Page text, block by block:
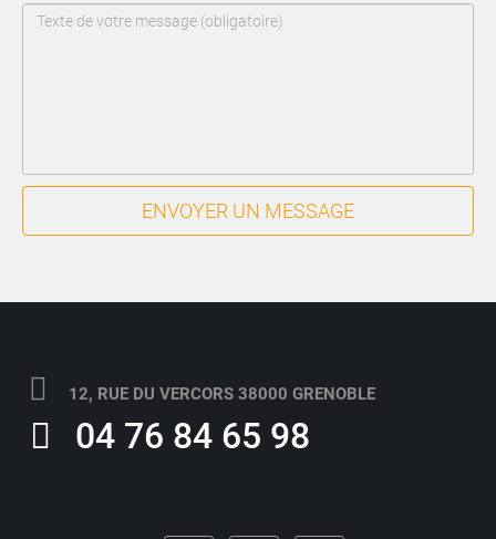
ENVOYER UN MESSAGE
12, RUE DU VERCORS 38000 GRENOBLE
04 76 84 65 98